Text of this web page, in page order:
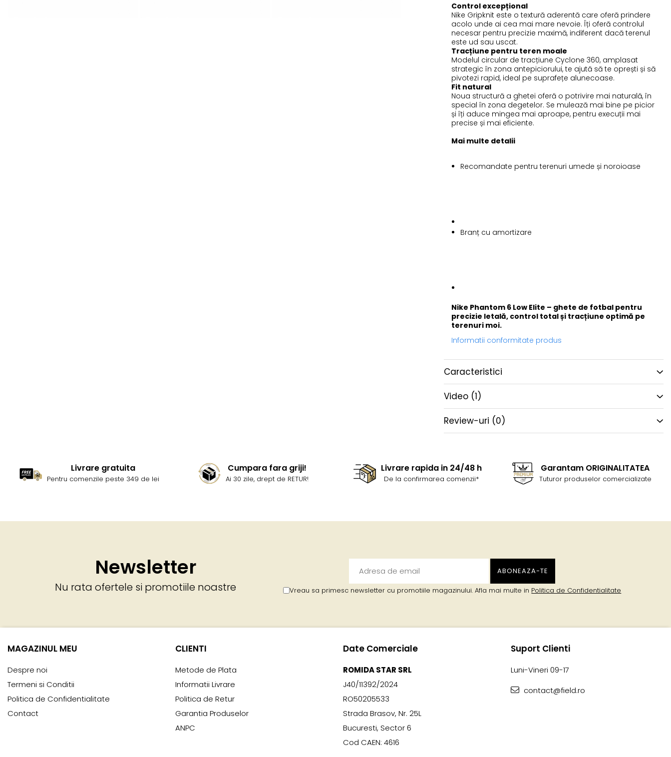
Control excepțional
Nike Gripknit este o textură aderentă care oferă prindere
acolo unde ai cea mai mare nevoie. Îți oferă controlul
necesar pentru precizie maximă, indiferent dacă terenul
este ud sau uscat.
Tracțiune pentru teren moale
Modelul circular de tracțiune Cyclone 360, amplasat
strategic în zona antepiciorului, te ajută să te oprești și să
pivotezi rapid, ideal pe suprafețe alunecoase.
Fit natural
Noua structură a ghetei oferă o potrivire mai naturală, în
special în zona degetelor. Se mulează mai bine pe picior
și îți aduce mingea mai aproape, pentru execuții mai
precise și mai eficiente.
Mai multe detalii
Recomandate pentru terenuri umede și noroioase
Branț cu amortizare
Nike Phantom 6 Low Elite – ghete de fotbal pentru
precizie letală, control total și tracțiune optimă pe
terenuri moi.
Informatii conformitate produs
Caracteristici
Video (1)
Review-uri (0)
Livrare gratuita
Pentru comenzile peste 349 de lei
Cumpara fara griji!
Ai 30 zile, drept de RETUR!
Livrare rapida in 24/48 h
De la confirmarea comenzii*
Garantam ORIGINALITATEA
Tuturor produselor comercializate
Newsletter
Nu rata ofertele si promotiile noastre Vreau sa primesc newsletter cu promotiile magazinului. Afla mai multe in Politica de Confidentialitate
MAGAZINUL MEU
Despre noi
Termeni si Conditii
Politica de Confidentialitate
Contact
CLIENTI
Metode de Plata
Informatii Livrare
Politica de Retur
Garantia Produselor
ANPC
Date Comerciale
ROMIDA STAR SRL
J40/11392/2024
RO50205533
Strada Brasov, Nr. 25L
Bucuresti, Sector 6
Cod CAEN: 4616
Suport Clienti
Luni-Vineri 09-17
contact@field.ro